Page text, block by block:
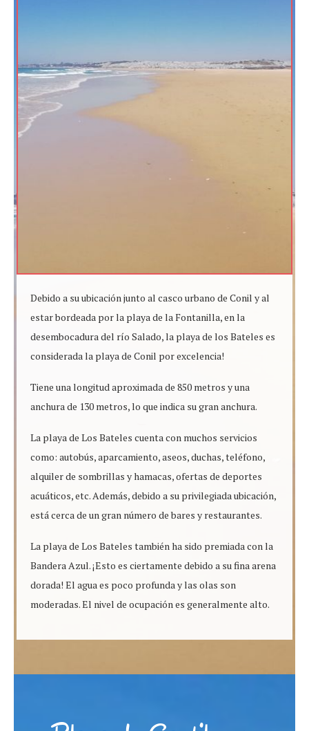
Debido a su ubicación junto al casco urbano de Conil y al
estar bordeada por la playa de la Fontanilla, en la
desembocadura del río Salado, la playa de los Bateles es
considerada la playa de Conil por excelencia!
Tiene una longitud aproximada de 850 metros y una
anchura de 130 metros, lo que indica su gran anchura.
La playa de Los Bateles cuenta con muchos servicios
como: autobús, aparcamiento, aseos, duchas, teléfono,
alquiler de sombrillas y hamacas, ofertas de deportes
acuáticos, etc. Además, debido a su privilegiada ubicación,
está cerca de un gran número de bares y restaurantes.
La playa de Los Bateles también ha sido premiada con la
Bandera Azul. ¡Esto es ciertamente debido a su fina arena
dorada! El agua es poco profunda y las olas son
moderadas. El nivel de ocupación es generalmente alto.